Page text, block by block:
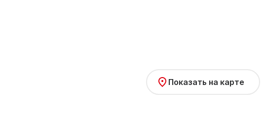
Показать на карте